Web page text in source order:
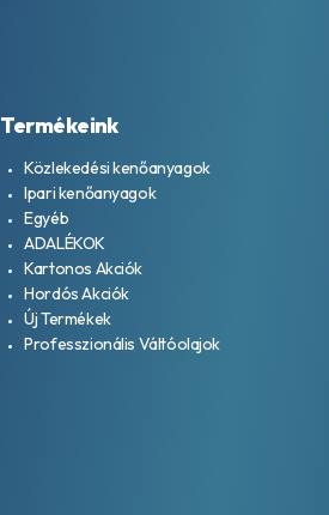
Termékeink
Közlekedési kenőanyagok
Ipari kenőanyagok
Egyéb
ADALÉKOK
Kartonos Akciók
Hordós Akciók
Új Termékek
Professzionális Váltóolajok